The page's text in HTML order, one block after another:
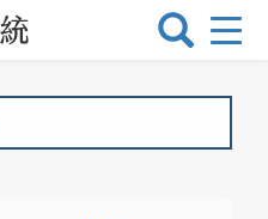
選
換